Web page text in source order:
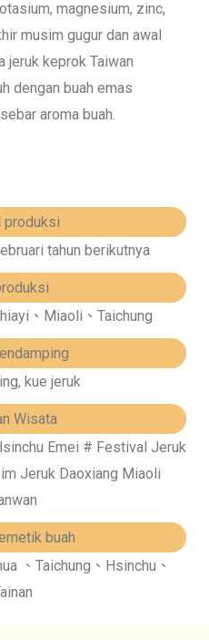
magnesium, zinc,
musim gugur dan awal
jeruk keprok Taiwan
dengan buah emas
aroma buah.
produksi
tahun berikutnya
、Miaoli、Taichung
kue jeruk
Wisata
Emei # Festival Jeruk
Jeruk Daoxiang Miaoli
buah
、Taichung、Hsinchu、